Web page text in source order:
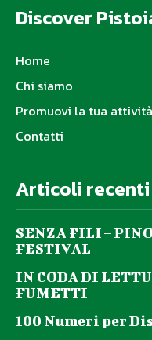
Discover
Home
Chi siamo
Promuovi la tua attività
Contatti
Articoli recenti
SENZA FILI –
FESTIVAL
IN CODA DI
FUMETTI
100 Numeri per